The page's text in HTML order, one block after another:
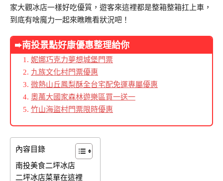
家大觀冰店一樣好吃優質，遊客來這裡都是整箱整箱扛上車，
到底有啥魔力一起來瞧瞧看狀況吧！
➨南投景點好康優惠整理給你
妮娜巧克力夢想城堡門票
九族文化村門票優惠
微熱山丘鳳梨酥全台宅配免運專屬優惠
奧萬大國家森林遊樂區買一送一
竹山海盜村門票限時優惠
內容目錄
南投美食二坪冰店
二坪冰店菜單在這裡